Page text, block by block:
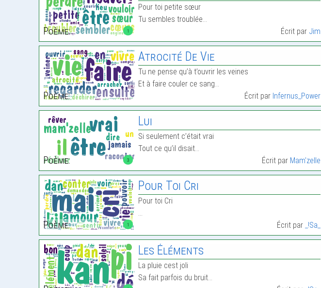
1
Poème:
Pour toi petite sœur
Tu sembles troublée…
Écrit par Jim
Poème:
Atrocité De Vie
Tu ne pense qu’à t’ouvrir les veines
Et à faire couler ce sang…
Écrit par Infernus_Power
3
Poème:
Lui
Si seulement c’était vrai
Tout ce qu’il disait…
Écrit par Mam'zelle
1
Poème:
Pour Toi Cri
Pour toi Cri
…
Écrit par _!Sa_
Les Éléments
La pluie cest joli
Sa fait parfois du bruit…